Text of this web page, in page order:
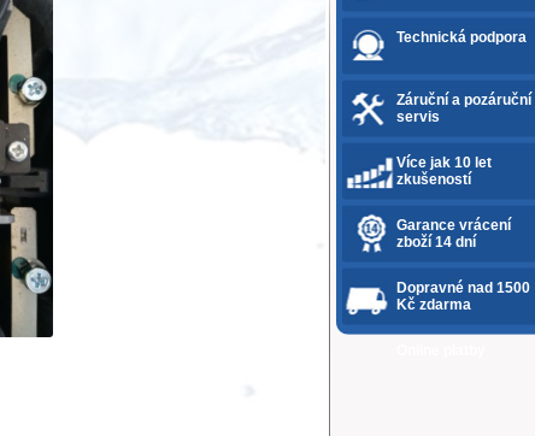
Technická podpora
Záruční a pozáruční
servis
Více jak 10 let
zkušeností
Garance vrácení
zboží 14 dní
Dopravné nad 1500
Kč zdarma